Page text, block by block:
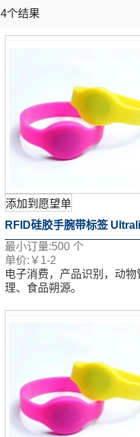
4个结果
添加到愿望单
RFID硅胶手腕带标签
芯片
最小订量:500 个
单价: ￥ 1-2
电子消费，产品识别，动物
理、食品朔源。